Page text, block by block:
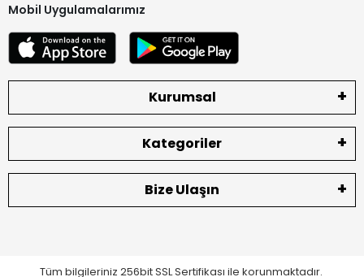
Mobil Uygulamalarımız
Kurumsal
Kategoriler
Bize Ulaşın
Tüm bilgileriniz 256bit SSL Sertifikası ile korunmaktadır.